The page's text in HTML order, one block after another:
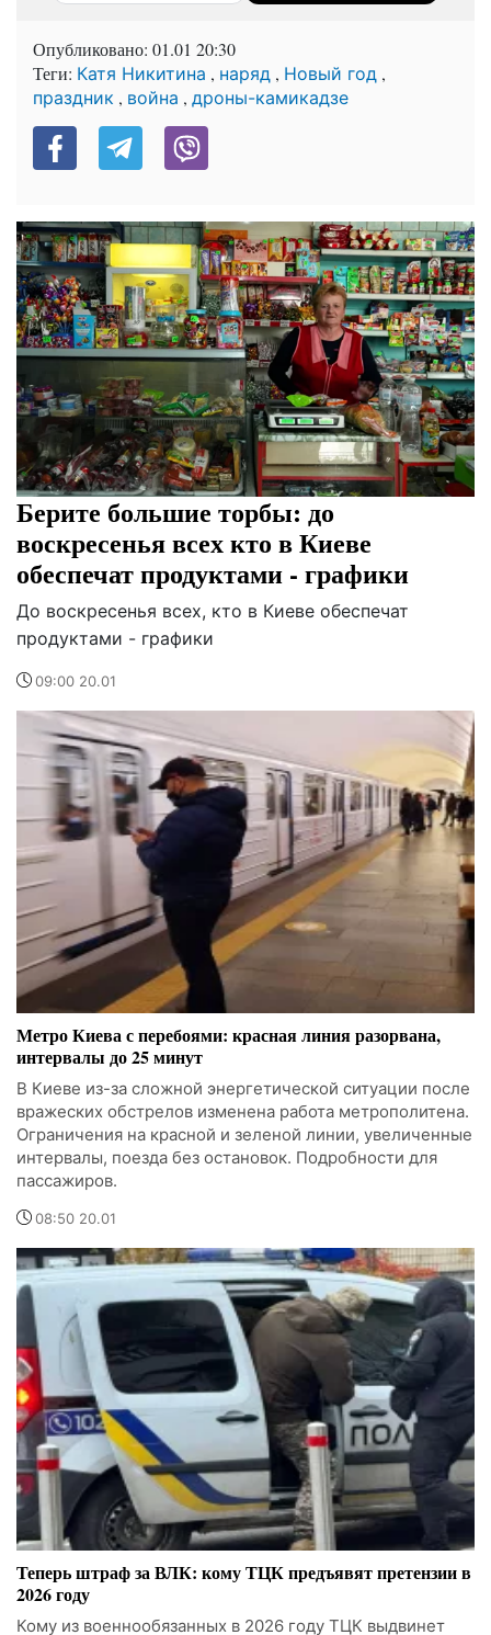
Опубликовано: 01.01 20:30
Теги: Катя Никитина , наряд , Новый год ,
праздник , война , дроны-камикадзе
Берите большие торбы: до
воскресенья всех кто в Киеве
обеспечат продуктами - графики
До воскресенья всех, кто в Киеве обеспечат
продуктами - графики
09:00 20.01
Метро Киева с перебоями: красная линия разорвана,
интервалы до 25 минут
В Киеве из-за сложной энергетической ситуации после
вражеских обстрелов изменена работа метрополитена.
Ограничения на красной и зеленой линии, увеличенные
интервалы, поезда без остановок. Подробности для
пассажиров.
08:50 20.01
Теперь штраф за ВЛК: кому ТЦК предъявят претензии в
2026 году
Кому из военнообязанных в 2026 году ТЦК выдвинет